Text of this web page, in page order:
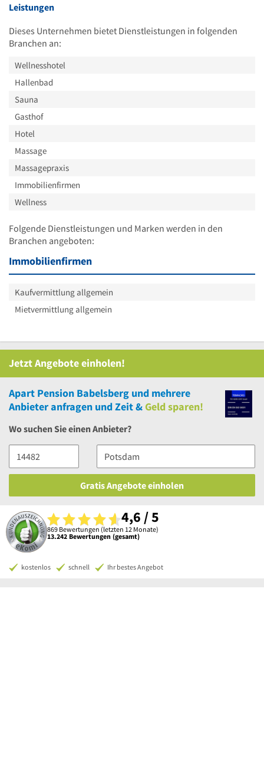
Leistungen
Dieses Unternehmen bietet Dienstleistungen in folgenden
Branchen an:
Wellnesshotel
Hallenbad
Sauna
Gasthof
Hotel
Massage
Massagepraxis
Immobilienfirmen
Wellness
Folgende Dienstleistungen und Marken werden in den
Branchen angeboten:
Immobilienfirmen
Kaufvermittlung allgemein
Mietvermittlung allgemein
Jetzt Angebote einholen!
Apart Pension Babelsberg und mehrere
Anbieter anfragen und Zeit &Geld sparen!
Wo suchen Sie einen Anbieter?
Gratis Angebote einholen
4,6 / 5
869 Bewertungen (letzten 12 Monate)
13.242 Bewertungen (gesamt)
kostenlos schnell Ihr bestes Angebot